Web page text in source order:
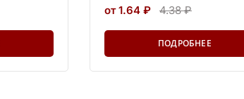
от 1.64 ₽ 4.38 ₽
ПОДРОБНЕЕ